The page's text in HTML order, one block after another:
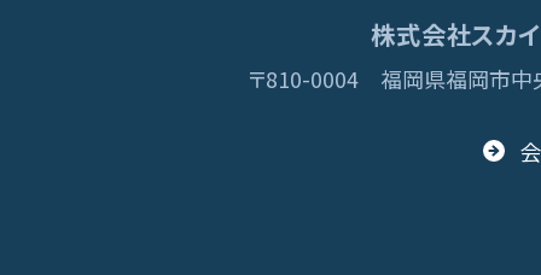
株式会社スカ
〒810-0004 福岡県福岡市